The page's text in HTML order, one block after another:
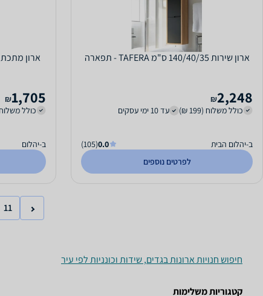
ארון שירות 140/40/35 ס"מ TAFERA - תפארה
2,248
₪
כולל משלוח (199 ₪)
עד 10 ימי עסקים
ב-יהלום הבית 0.0
(105)
לפרטים נוספים
1,705
₪
כולל משלוח
ב-יהלום
11
חיפוש חנויות ארונות בגדים, שידות וכונניות לפי עיר
קטגוריות משלימות